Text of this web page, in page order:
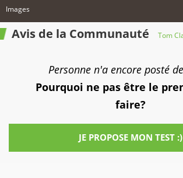
Images
Avis de la Communauté Tom
Personne n'a encore posté
Pourquoi ne pas être le
faire?
JE PROPOSE MON TEST :)